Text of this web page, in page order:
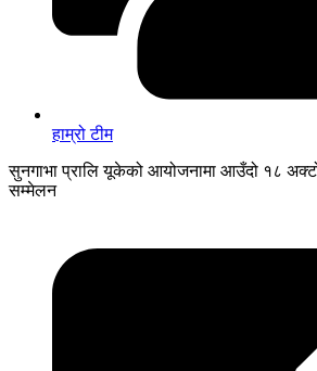
हाम्रो टीम
सुनगाभा प्रालि यूकेको आयोजनामा आउँदो १८
सम्मेलन